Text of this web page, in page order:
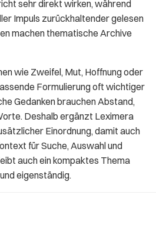
sehr direkt wirken, während
Impuls zurückhaltender gelesen
machen thematische Archive
wie Zweifel, Mut, Hoffnung oder
Formulierung oft wichtiger
Gedanken brauchen Abstand,
Deshalb ergänzt Leximera
Einordnung, damit auch
für Suche, Auswahl und
auch ein kompaktes Thema
eigenständig.